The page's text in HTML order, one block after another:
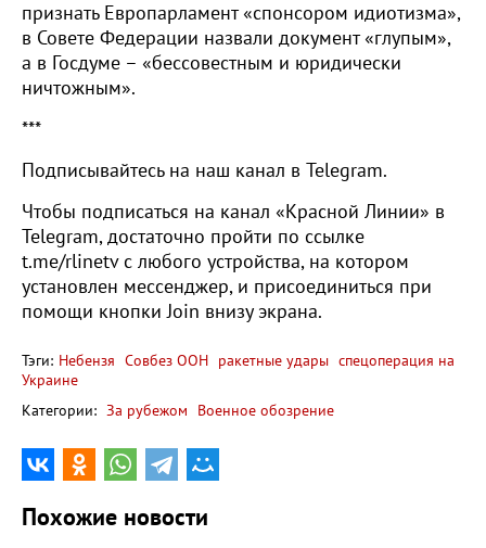
признать Европарламент «спонсором идиотизма»,
в Совете Федерации назвали документ «глупым»,
а в Госдуме – «бессовестным и юридически
ничтожным».
***
Подписывайтесь на наш канал в Telegram.
Чтобы подписаться на канал «Красной Линии» в
Telegram, достаточно пройти по ссылке
t.me/rlinetv с любого устройства, на котором
установлен мессенджер, и присоединиться при
помощи кнопки Join внизу экрана.
Тэги: Небензя Совбез ООН ракетные удары спецоперация на
Украине
Категории: За рубежом Военное обозрение
Похожие новости